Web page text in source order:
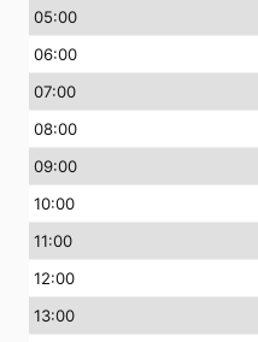
05:00
06:00
07:00
08:00
09:00
10:00
11:00
12:00
13:00